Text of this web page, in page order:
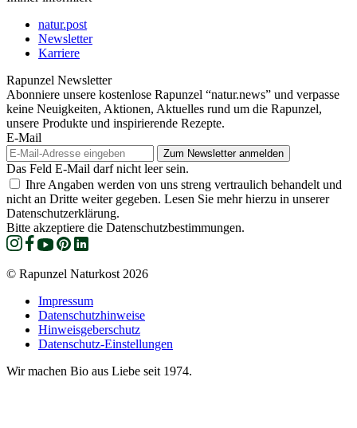
natur.post
Newsletter
Karriere
Rapunzel Newsletter
Abonniere unsere kostenlose Rapunzel “natur.news” und verpasse
keine Neuigkeiten, Aktionen, Aktuelles rund um die Rapunzel,
unsere Produkte und inspirierende Rezepte.
E-Mail
Das Feld E-Mail darf nicht leer sein.
Ihre Angaben werden von uns streng vertraulich behandelt und
nicht an Dritte weiter gegeben. Lesen Sie mehr hierzu in unserer
Datenschutzerklärung.
Bitte akzeptiere die Datenschutzbestimmungen.
© Rapunzel Naturkost 2026
Impressum
Datenschutzhinweise
Hinweisgeberschutz
Datenschutz-Einstellungen
Wir machen Bio aus Liebe seit 1974.